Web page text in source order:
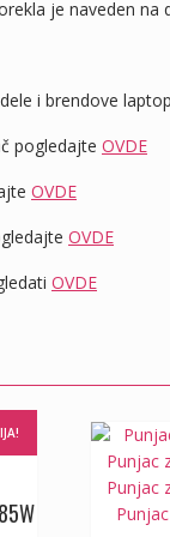
je naveden na
i brendove
pogledajte OVDE
OVDE
OVDE
OVDE